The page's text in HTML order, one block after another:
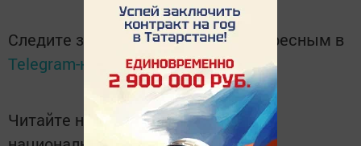
Следите за самым важным и интересным в
Telegram-каналеТатмедиа
Читайте новости Татарстана в